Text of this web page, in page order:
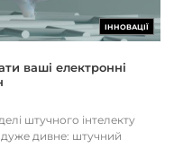
ІННОВАЦІЇ
ваші електронні
штучного інтелекту
дивне: штучний